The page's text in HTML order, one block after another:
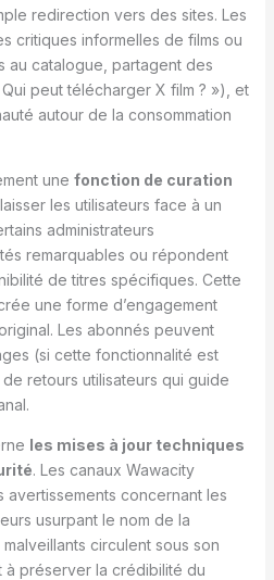
redirection vers des sites. Les
critiques informelles de films ou
au catalogue, partagent des
peut télécharger X film ? »), et
autour de la consommation
une fonction de curation
les utilisateurs face à un
administrateurs
remarquables ou répondent
de titres spécifiques. Cette
une forme d’engagement
Les abonnés peuvent
(si cette fonctionnalité est
retours utilisateurs qui guide
les mises à jour techniques
. Les canaux Wawacity
concernant les
usurpant le nom de la
circulent sous son
à préserver la crédibilité du